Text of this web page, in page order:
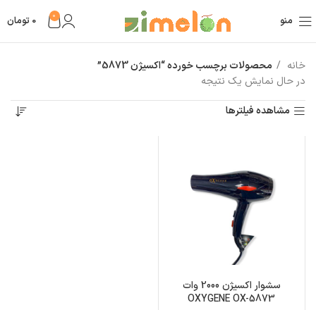
منو 0
0 تومان
خانه
محصولات برچسب خورده “اکسیژن 5873”
در حال نمایش یک نتیجه
مشاهده فیلترها
سشوار اکسیژن 2000 وات
OXYGENE OX-5873